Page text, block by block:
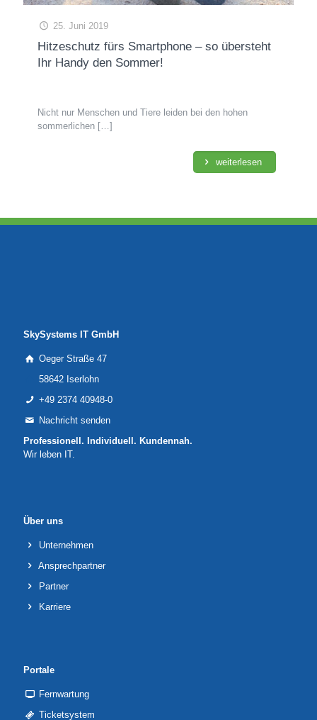
25. Juni 2019
Hitzeschutz fürs Smartphone – so übersteht
Ihr Handy den Sommer!
Nicht nur Menschen und Tiere leiden bei den hohen
sommerlichen […]
weiterlesen
SkySystems IT GmbH
Oeger Straße 47
58642 Iserlohn
+49 2374 40948-0
Nachricht senden
Professionell. Individuell. Kundennah.
Wir leben IT.
Über uns
Unternehmen
Ansprechpartner
Partner
Karriere
Portale
Fernwartung
Ticketsystem